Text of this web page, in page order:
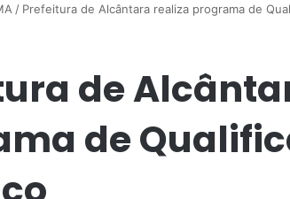
/ Prefeitura de Alcântara realiza programa de
de
de